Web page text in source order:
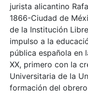
jurista alicantino
1866-Ciudad de
de la Institución
impulso a la
pública española en
XX, primero con la
Universitaria de la
formación del